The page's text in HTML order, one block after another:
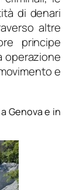
di denari
altre
principe
e
Genova e in